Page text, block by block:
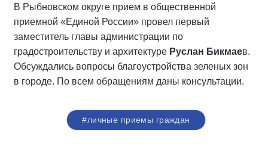
В Рыбновском округе прием в общественной
приемной «Единой России» провел первый
заместитель главы администрации по
градостроительству и архитектуре Руслан Бикмаев.
Обсуждались вопросы благоустройства зеленых зон
в городе. По всем обращениям даны консультации.
#личные приемы граждан